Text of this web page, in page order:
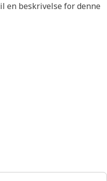
en beskrivelse for denne